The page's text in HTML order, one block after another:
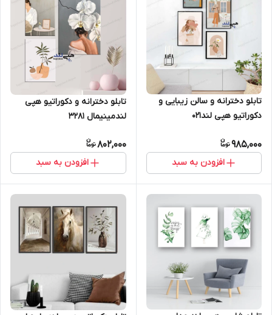
تابلو دخترانه و سالن زیبایی و
دکوراتیو هپی لند021
985,000
افزودن به سبد
تابلو دخترانه و دکوراتیو هپی
لندمینیمال 3281
802,000
افزودن به سبد